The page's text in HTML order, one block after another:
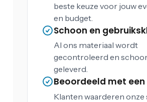
beste keuze voor jouw
en budget.
Schoon en
Al ons materiaal wordt
gecontroleerd en
geleverd.
Beoordeeld met een
Klanten waarderen onze